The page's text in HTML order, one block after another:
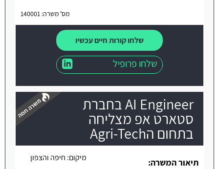
מס' משרה: 140001
שלחו קורות חיים עכשיו
שלחו פרופיל
AI Engineer בחברת
סטארט אפ מצליחה
בתחום הAgri-Tech
משרה חמה
מיקום: חיפה והצפון
תיאור המשרה: